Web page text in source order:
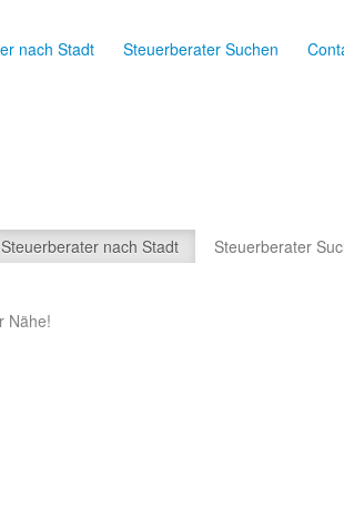
nach Stadt Steuerberater Suchen
Steuerberater nach Stadt Steuerberater
Nähe!